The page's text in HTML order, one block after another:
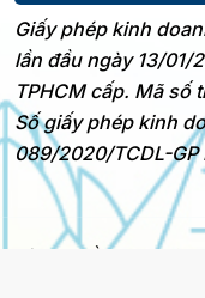
Giấy phép kinh
lần đầu ngày 13/01/
TPHCM cấp. Mã số
Số giấy phép kinh
089/2020/TCDL-GP
Bản quyền 2025 ©